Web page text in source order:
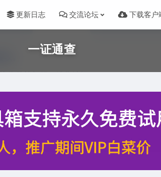
更新日志 交流论坛 下载客户
一证通查